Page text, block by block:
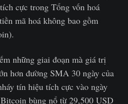
cực trong Tổng vốn hoá
mã hoá không bao gồm
những giai đoạn mà giá trị
hơn đường SMA 30 ngày của
tín hiệu tích cực vào ngày
bùng nổ từ 29,500 USD